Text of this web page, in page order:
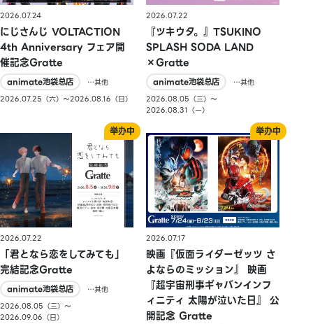
2026.07.24
にじさんじ VOLTACTION
4th Anniversary フェア開
催記念Gratte
animate池袋总店
…其他
2026.07.25（六）〜2026.08.16（日）
2026.07.22
『ツキウタ。』TSUKINO
SPLASH SODA LAND
×Gratte
animate池袋总店
…其他
2026.08.05（三）〜
2026.08.31（一）
2026.07.22
「君となら恋をしてみても」
完結記念Gratte
animate池袋总店
…其他
2026.08.05（三）〜
2026.09.06（日）
2026.07.17
映画『仮面ライダーゼッツ さ
よならのミッション』 映画
『超宇宙刑事ギャバンインフ
ィニティ 太陽が泣いた日』 公
開記念 Gratte